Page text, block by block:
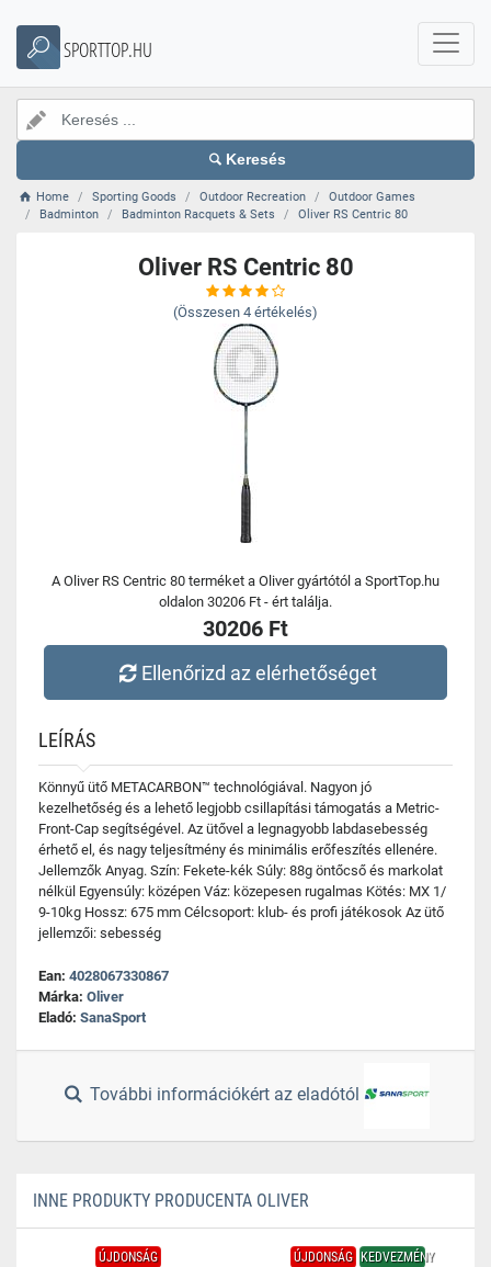
SPORTTOP.HU
Keresés
Home Sporting Goods Outdoor Recreation
Outdoor Games
Badminton
Badminton Racquets & Sets Oliver RS Centric 80
Oliver RS Centric 80
(Összesen 4 értékelés)
A Oliver RS Centric 80 terméket a Oliver gyártótól a SportTop.hu
oldalon 30206 Ft - ért találja.
30206 Ft
Ellenőrizd az elérhetőséget
LEÍRÁS
Könnyű ütő METACARBON™ technológiával. Nagyon jó
kezelhetőség és a lehető legjobb csillapítási támogatás a Metric-
Front-Cap segítségével. Az ütővel a legnagyobb labdasebesség
érhető el, és nagy teljesítmény és minimális erőfeszítés ellenére.
Jellemzők Anyag. Szín: Fekete-kék Súly: 88g öntőcső és markolat
nélkül Egyensúly: középen Váz: közepesen rugalmas Kötés: MX 1/
9-10kg Hossz: 675 mm Célcsoport: klub- és profi játékosok Az ütő
jellemzői: sebesség
Ean: 4028067330867
Márka: Oliver
Eladó: SanaSport
További információkért az eladótól
INNE PRODUKTY PRODUCENTA OLIVER
ÚJDONSÁG ÚJDONSÁG KEDVEZMÉNY